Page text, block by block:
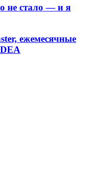
не стало — и я
ежемесячные